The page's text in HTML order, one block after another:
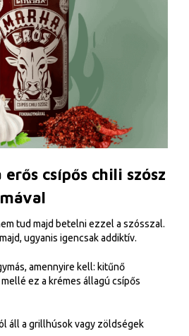
csípős chili szósz
tud majd betelni ezzel a szósszal.
ugyanis igencsak addiktív.
amennyire kell: kitűnő
ez a krémes állagú csípős
áll a grillhúsok vagy zöldségek